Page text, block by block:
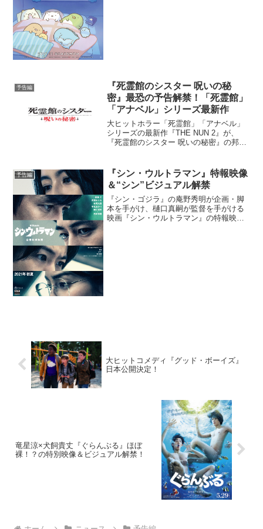
予告編
『死霊館のシスター 呪いの秘
密』最恐の予告解禁！「死霊館」
「アナベル」シリーズ最新作
大ヒットホラー「死霊館」「アナベル」
シリーズの最新作『THE NUN 2』が、
『死霊館のシスター 呪いの秘密』の邦題
年に実際にあった心霊現象を映画化した
『死霊館』...
予告編
『シン・ウルトラマン』特報映像
＆“シン”ビジュアル解禁
『シン・ゴジラ』の庵野秀明が企画・脚
本を手がけ、樋口真嗣が監督を手がける
映画『シン・ウルトラマン』の特報映像
大ヒットコメディ『グッド・ボーイズ』
日本公開決定！
竜星涼×犬飼貴丈『ぐらんぶる』ほぼ
裸！？の特別映像＆ビジュアル解禁！